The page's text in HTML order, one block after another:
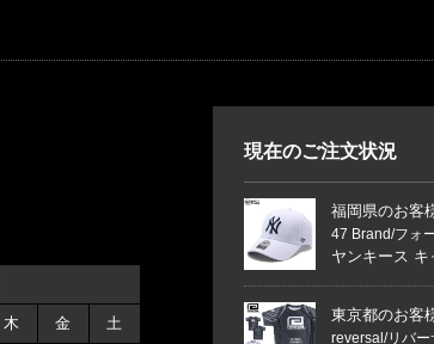
木 金 土
現在のご注文状況
福岡県のお客
47 Brand/フォ
ヤンキース
東京都のお客
reversal/リバー